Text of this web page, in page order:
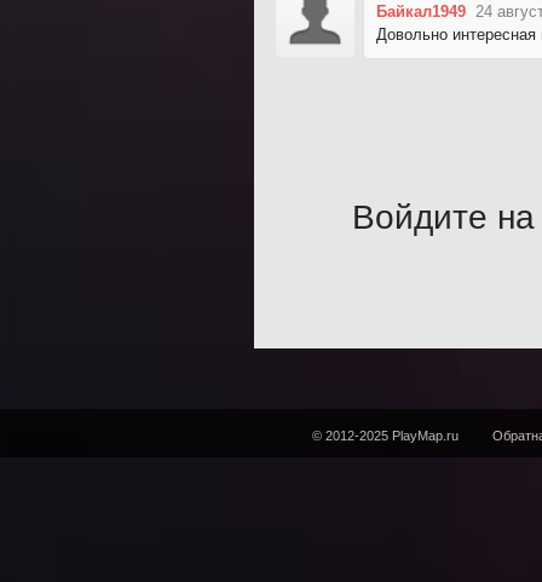
Байкал1949 24
Довольно интересная
Войдите на
© 2012-2025 PlayMap.ru